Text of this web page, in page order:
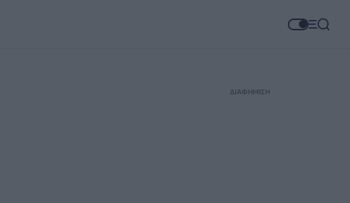
ΔΙΑΦΗΜΙΣΗ